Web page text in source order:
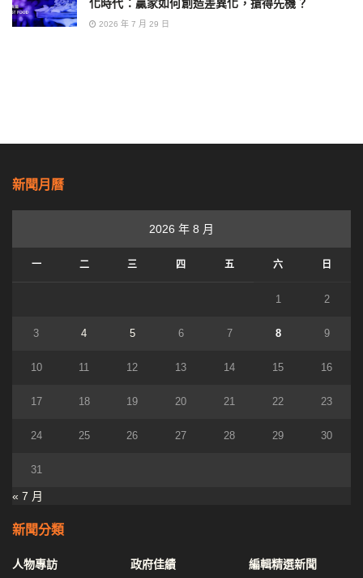
化時代：贏家如何創造差異化，搶得先機？
2026 年 7 月 29 日
新聞月曆
2026 年 8 月
一 二 三 四 五 六 日
1 2
3 4 5 6 7 8 9
10 11 12 13 14 15 16
17 18 19 20 21 22 23
24 25 26 27 28 29 30
31
« 7 月
新聞分類
人物專訪 政府佳績 編輯精選新聞